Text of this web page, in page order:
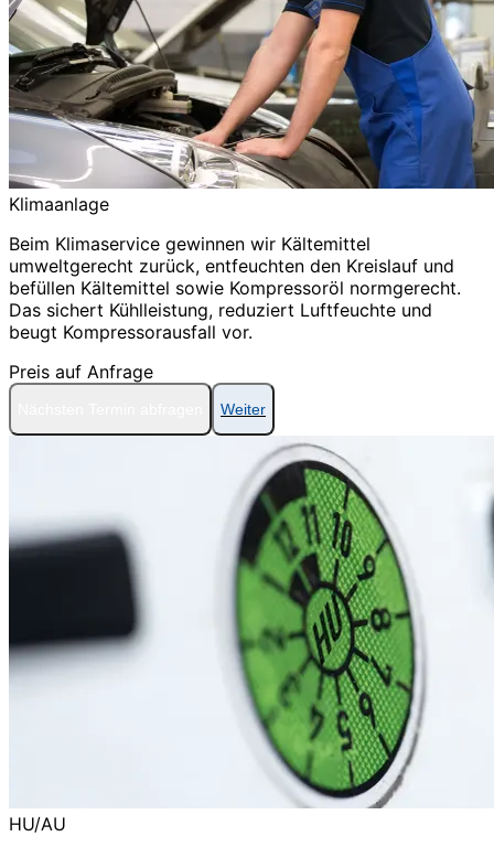
Klimaanlage
Beim Klimaservice gewinnen wir Kältemittel
umweltgerecht zurück, entfeuchten den Kreislauf und
befüllen Kältemittel sowie Kompressoröl normgerecht.
Das sichert Kühlleistung, reduziert Luftfeuchte und
beugt Kompressorausfall vor.
Preis auf Anfrage
Weiter
HU/AU